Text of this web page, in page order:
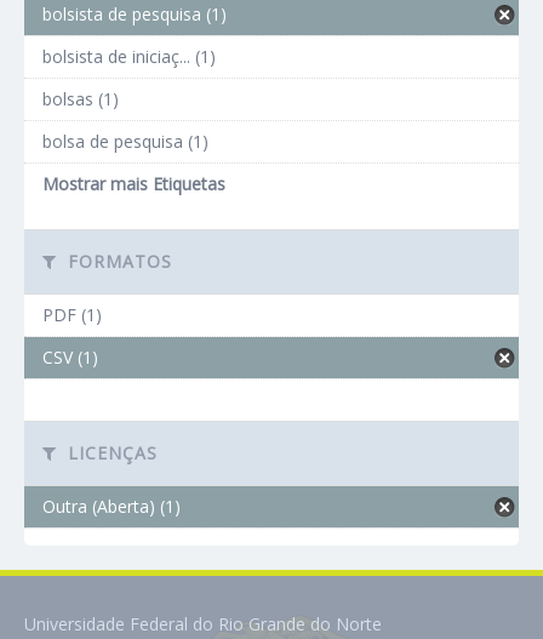
bolsista de pesquisa (1)
bolsista de iniciaç... (1)
bolsas (1)
bolsa de pesquisa (1)
Mostrar mais Etiquetas
FORMATOS
PDF (1)
CSV (1)
LICENÇAS
Outra (Aberta) (1)
Universidade Federal do Rio Grande do Norte